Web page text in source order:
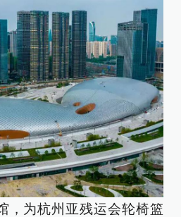
，为杭州亚残运会轮椅篮